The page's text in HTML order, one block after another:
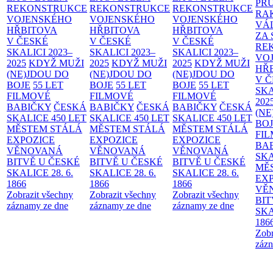
REKONSTRUKCE
VOJENSKÉHO
HŘBITOVA
V ČESKÉ
SKALICI 2023–
2025 KDYŽ MUŽI
(NE)JDOU DO
BOJE 55 LET
FILMOVÉ
BABIČKY ČESKÁ
SKALICE 450 LET
MĚSTEM STÁLÁ
EXPOZICE
VĚNOVANÁ
BITVĚ U ČESKÉ
SKALICE 28. 6.
1866
Zobrazit všechny
záznamy ze dne
REKONSTRUKCE
VOJENSKÉHO
HŘBITOVA
V ČESKÉ
SKALICI 2023–
2025 KDYŽ MUŽI
(NE)JDOU DO
BOJE 55 LET
FILMOVÉ
BABIČKY ČESKÁ
SKALICE 450 LET
MĚSTEM STÁLÁ
EXPOZICE
VĚNOVANÁ
BITVĚ U ČESKÉ
SKALICE 28. 6.
1866
Zobrazit všechny
záznamy ze dne
REKONSTRUKCE
VOJENSKÉHO
HŘBITOVA
V ČESKÉ
SKALICI 2023–
2025 KDYŽ MUŽI
(NE)JDOU DO
BOJE 55 LET
FILMOVÉ
BABIČKY ČESKÁ
SKALICE 450 LET
MĚSTEM STÁLÁ
EXPOZICE
VĚNOVANÁ
BITVĚ U ČESKÉ
SKALICE 28. 6.
1866
Zobrazit všechny
záznamy ze dne
ZA
V